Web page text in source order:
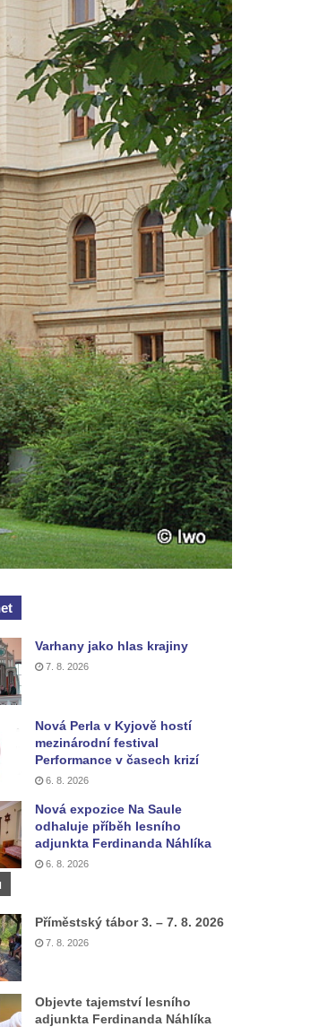
Varhany jako hlas krajiny
7. 8. 2026
Nová Perla v Kyjově hostí
mezinárodní festival
Performance v časech krizí
6. 8. 2026
Nová expozice Na Saule
odhaluje příběh lesního
adjunkta Ferdinanda Náhlíka
6. 8. 2026
Příměstský tábor 3. – 7. 8. 2026
7. 8. 2026
Objevte tajemství lesního
adjunkta Ferdinanda Náhlíka